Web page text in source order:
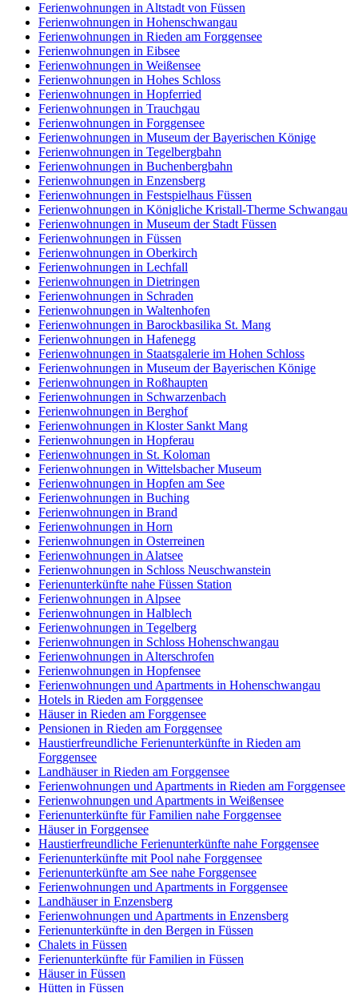
Ferienwohnungen in Altstadt von Füssen
Ferienwohnungen in Hohenschwangau
Ferienwohnungen in Rieden am Forggensee
Ferienwohnungen in Eibsee
Ferienwohnungen in Weißensee
Ferienwohnungen in Hohes Schloss
Ferienwohnungen in Hopferried
Ferienwohnungen in Trauchgau
Ferienwohnungen in Forggensee
Ferienwohnungen in Museum der Bayerischen Könige
Ferienwohnungen in Tegelbergbahn
Ferienwohnungen in Buchenbergbahn
Ferienwohnungen in Enzensberg
Ferienwohnungen in Festspielhaus Füssen
Ferienwohnungen in Königliche Kristall-Therme Schwangau
Ferienwohnungen in Museum der Stadt Füssen
Ferienwohnungen in Füssen
Ferienwohnungen in Oberkirch
Ferienwohnungen in Lechfall
Ferienwohnungen in Dietringen
Ferienwohnungen in Schraden
Ferienwohnungen in Waltenhofen
Ferienwohnungen in Barockbasilika St. Mang
Ferienwohnungen in Hafenegg
Ferienwohnungen in Staatsgalerie im Hohen Schloss
Ferienwohnungen in Museum der Bayerischen Könige
Ferienwohnungen in Roßhaupten
Ferienwohnungen in Schwarzenbach
Ferienwohnungen in Berghof
Ferienwohnungen in Kloster Sankt Mang
Ferienwohnungen in Hopferau
Ferienwohnungen in St. Koloman
Ferienwohnungen in Wittelsbacher Museum
Ferienwohnungen in Hopfen am See
Ferienwohnungen in Buching
Ferienwohnungen in Brand
Ferienwohnungen in Horn
Ferienwohnungen in Osterreinen
Ferienwohnungen in Alatsee
Ferienwohnungen in Schloss Neuschwanstein
Ferienunterkünfte nahe Füssen Station
Ferienwohnungen in Alpsee
Ferienwohnungen in Halblech
Ferienwohnungen in Tegelberg
Ferienwohnungen in Schloss Hohenschwangau
Ferienwohnungen in Alterschrofen
Ferienwohnungen in Hopfensee
Ferienwohnungen und Apartments in Hohenschwangau
Hotels in Rieden am Forggensee
Häuser in Rieden am Forggensee
Pensionen in Rieden am Forggensee
Haustierfreundliche Ferienunterkünfte in Rieden am
Forggensee
Landhäuser in Rieden am Forggensee
Ferienwohnungen und Apartments in Rieden am Forggensee
Ferienwohnungen und Apartments in Weißensee
Ferienunterkünfte für Familien nahe Forggensee
Häuser in Forggensee
Haustierfreundliche Ferienunterkünfte nahe Forggensee
Ferienunterkünfte mit Pool nahe Forggensee
Ferienunterkünfte am See nahe Forggensee
Ferienwohnungen und Apartments in Forggensee
Landhäuser in Enzensberg
Ferienwohnungen und Apartments in Enzensberg
Ferienunterkünfte in den Bergen in Füssen
Chalets in Füssen
Ferienunterkünfte für Familien in Füssen
Häuser in Füssen
Hütten in Füssen